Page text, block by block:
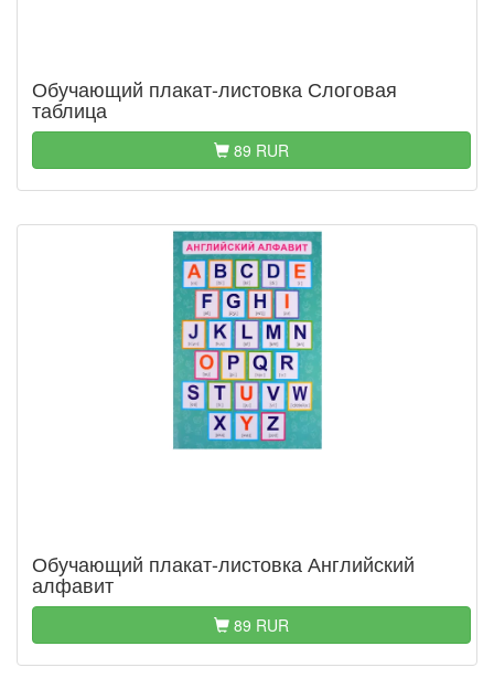
Обучающий плакат-листовка Слоговая
таблица
89 RUR
Обучающий плакат-листовка Английский
алфавит
89 RUR